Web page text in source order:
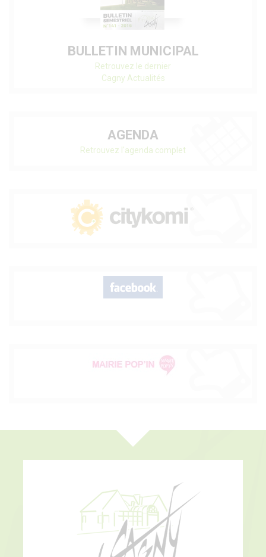
BULLETIN MUNICIPAL
Retrouvez le dernier
Cagny Actualités
AGENDA
Retrouvez l'agenda complet